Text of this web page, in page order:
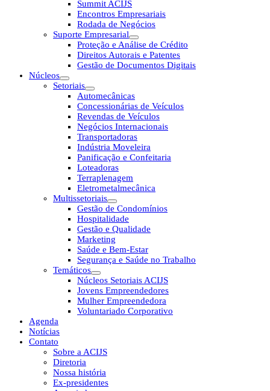
Summit ACIJS
Encontros Empresariais
Rodada de Negócios
Suporte Empresarial
Proteção e Análise de Crédito
Direitos Autorais e Patentes
Gestão de Documentos Digitais
Núcleos
Setoriais
Automecânicas
Concessionárias de Veículos
Revendas de Veículos
Negócios Internacionais
Transportadoras
Indústria Moveleira
Panificação e Confeitaria
Loteadoras
Terraplenagem
Eletrometalmecânica
Multissetoriais
Gestão de Condomínios
Hospitalidade
Gestão e Qualidade
Marketing
Saúde e Bem-Estar
Segurança e Saúde no Trabalho
Temáticos
Núcleos Setoriais ACIJS
Jovens Empreendedores
Mulher Empreendedora
Voluntariado Corporativo
Agenda
Notícias
Contato
Sobre a ACIJS
Diretoria
Nossa história
Ex-presidentes